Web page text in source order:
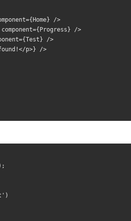
={ Home}
/>
component={ Progress }
/>
={Test }
/>
!</p>} />
)